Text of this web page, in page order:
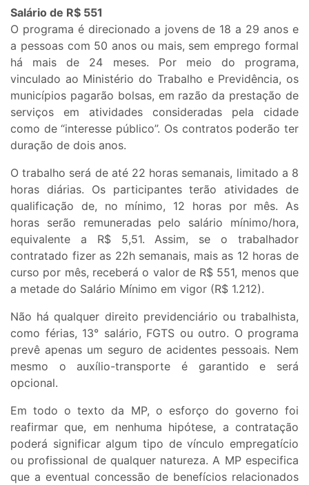
Salário de R$ 551
O programa é direcionado a jovens de 18 a 29 anos e
a pessoas com 50 anos ou mais, sem emprego formal
há mais de 24 meses. Por meio do programa,
vinculado ao Ministério do Trabalho e Previdência, os
municípios pagarão bolsas, em razão da prestação de
serviços em atividades consideradas pela cidade
como de “interesse público”. Os contratos poderão ter
duração de dois anos.
O trabalho será de até 22 horas semanais, limitado a 8
horas diárias. Os participantes terão atividades de
qualificação de, no mínimo, 12 horas por mês. As
horas serão remuneradas pelo salário mínimo/hora,
equivalente a R$ 5,51. Assim, se o trabalhador
contratado fizer as 22h semanais, mais as 12 horas de
curso por mês, receberá o valor de R$ 551, menos que
a metade do Salário Mínimo em vigor (R$ 1.212).
Não há qualquer direito previdenciário ou trabalhista,
como férias, 13° salário, FGTS ou outro. O programa
prevê apenas um seguro de acidentes pessoais. Nem
mesmo o auxílio-transporte é garantido e será
opcional.
Em todo o texto da MP, o esforço do governo foi
reafirmar que, em nenhuma hipótese, a contratação
poderá significar algum tipo de vínculo empregatício
ou profissional de qualquer natureza. A MP especifica
que a eventual concessão de benefícios relacionados